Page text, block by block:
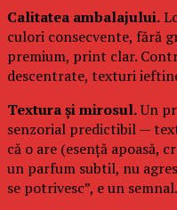
Calitatea ambalajului.
culori consecvente, fără
premium, print clar.
descentrate, texturi
Textura și mirosul.Un
senzorial predictibil —
că o are (esență apoasă,
un parfum subtil, nu
se potrivesc”, e un semnal.